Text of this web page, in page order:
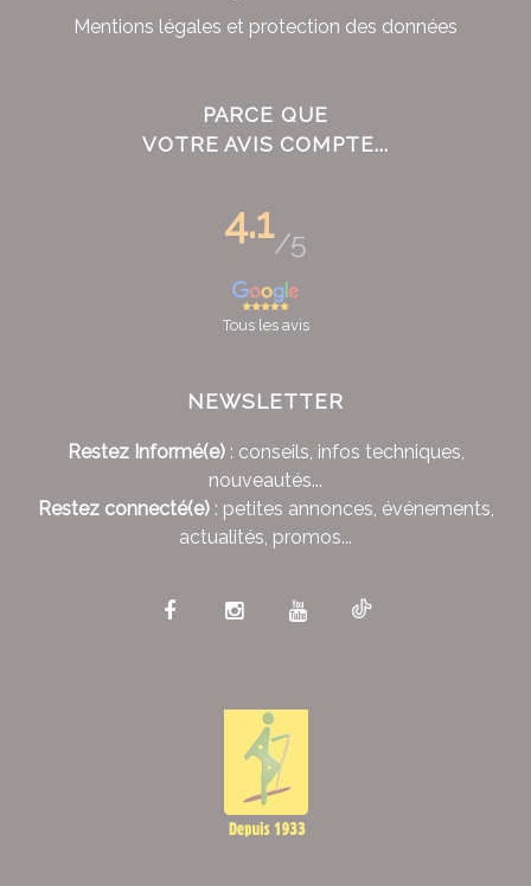
Mentions légales et protection des données
PARCE QUE
VOTRE AVIS COMPTE...
4.1/5
Tous les avis
NEWSLETTER
Restez Informé(e): conseils, infos techniques,
nouveautés...
Restez connecté(e): petites annonces, événements,
actualités, promos...